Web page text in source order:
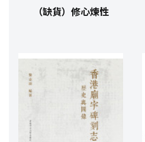
（缺貨）修心煉性